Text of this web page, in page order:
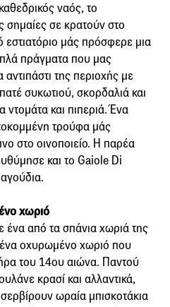
ναός, το
σημαίες σε κρατούν στο
εστιατόριο μάς πρόσφερε μια
πράγματα που μας
της περιοχής με
συκωτιού, σκορδαλιά και
και πιπεριά. Ένα
τρούφα μάς
στο οινοποιείο. Η παρέα
και το Gaiole Di
χωριό
ένα από τα σπάνια χωριά της
οχυρωμένο χωριό που
του 14ου αιώνα. Παντού
κρασί και αλλαντικά,
ωραία μπισκοτάκια